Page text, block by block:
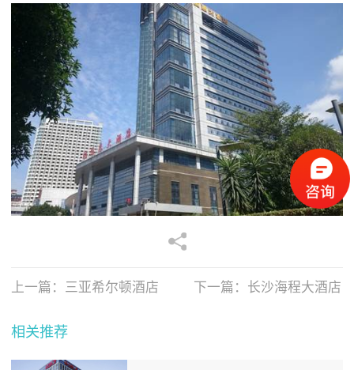
上一篇： 三亚希尔顿酒店 下一篇： 长沙海程大酒店
相关推荐